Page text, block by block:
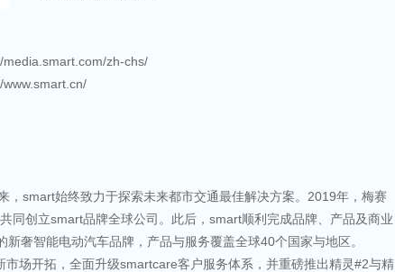
zh-chs/
，smart始终致力于探索未来都市交通最佳解决方案。2019年，梅赛
同创立smart品牌全球公司。此后，smart顺利完成品牌、产品及商业
奢智能电动汽车品牌，产品与服务覆盖全球40个国家与地区。
市场开拓，全面升级smartcare客户服务体系，并重磅推出精灵#2与精